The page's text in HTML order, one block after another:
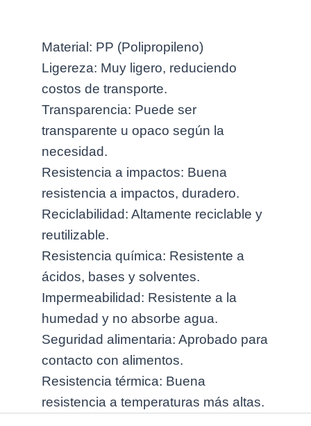
Material: PP (Polipropileno)
Ligereza: Muy ligero, reduciendo
costos de transporte.
Transparencia: Puede ser
transparente u opaco según la
necesidad.
Resistencia a impactos: Buena
resistencia a impactos, duradero.
Reciclabilidad: Altamente reciclable y
reutilizable.
Resistencia química: Resistente a
ácidos, bases y solventes.
Impermeabilidad: Resistente a la
humedad y no absorbe agua.
Seguridad alimentaria: Aprobado para
contacto con alimentos.
Resistencia térmica: Buena
resistencia a temperaturas más altas.